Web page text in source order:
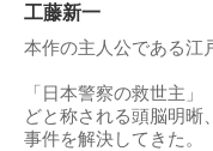
工藤新一
本作の主人公である江
「日本警察の救世主
どと称される頭脳明晰
事件を解決してきた。